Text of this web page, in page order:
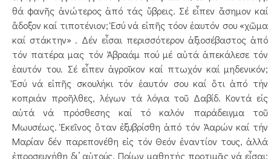
θά φανῆς ἀνώτερος ἀπό τάς ὕβρεις. Σέ εἶπεν ἄσημον καί
ἄδοξον καί τιποτένιον; Ἐσύ νά εἰπῆς τόον ἑαυτόν σου «χῶμα
καί στάκτην» . Δέν εἶσαι περισσότερον ἀξιοσέβαστος ἀπό
τόν πατέρα μας τόν Ἀβραάμ πού μέ αὐτά ἀπεκάλεσε τόν
ἑαυτόν του. Σέ εἶπεν ἀγροῖκον καί πτωχόν καί μηδενικόν;
Ἐσύ νά εἰπῆς σκουλήκι τόν ἑαυτόν σου καί ὅτι ἀπό τήν
κοπριάν προῆλθες, λέγων τά λόγια τοῦ Δαβίδ. Κοντά εἰς
αὐτά νά πρόσθεσης καί τό καλόν παράδειγμα τοῦ
Μωυσέως. Ἐκεῖνος ὅταν ἐξυβρίσθη ἀπό τόν Ἀαρών καί τήν
Μαρίαν δέν παρεπονέθη εἰς τόν Θεόν ἐναντίον τους, ἀλλά
ἐπροσευχήθη δι’ αὐτούς. Ποίων μαθητής προτιμᾶς νά εἶσαι;